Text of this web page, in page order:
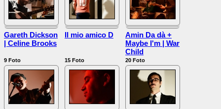
Gareth Dickson
| Celine Brooks
9 Foto
Il mio amico D
15 Foto
Amin Da dà +
Maybe I'm | War
Child
20 Foto